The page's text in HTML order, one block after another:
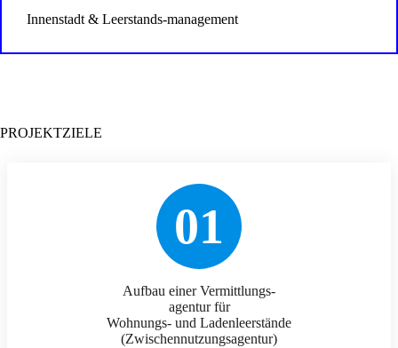
Innenstadt & Leerstands-management
PROJEKTZIELE
01
Aufbau einer Vermittlungs-
agentur für
Wohnungs- und Ladenleerstände
(Zwischennutzungsagentur)